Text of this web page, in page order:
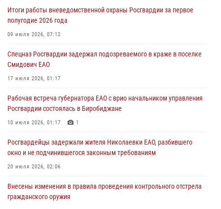
Внесены изменения в правила проведения контрольного отстрела
гражданского оружия
Правила приобретения нарезного оружия изменены: минимальный
стаж владения сокращён до трёх лет
Итоги работы вневедомственной охраны Росгвардии за первое
полугодие 2026 года
09 июля 2026, 07:12
Спецназ Росгвардии задержал подозреваемого в краже в поселке
Смидович ЕАО
17 июля 2026, 01:17
Рабочая встреча губернатора ЕАО с врио начальником управления
Росгвардии состоялась в Биробиджане
10 июля 2026, 01:17 1
Росгвардейцы задержали жителя Николаевки ЕАО, разбившего
окно и не подчинившегося законным требованиям
20 июля 2026, 02:06
Внесены изменения в правила проведения контрольного отстрела
гражданского оружия